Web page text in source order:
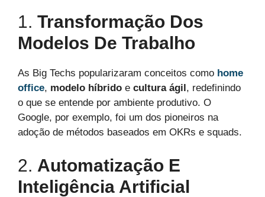
1. Transformação Dos
Modelos De Trabalho
As Big Techs popularizaram conceitos como home
office, modelo híbrido e cultura ágil , redefinindo
o que se entende por ambiente produtivo. O
Google, por exemplo, foi um dos pioneiros na
adoção de métodos baseados em OKRs e squads.
2. Automatização E
Inteligência Artificial